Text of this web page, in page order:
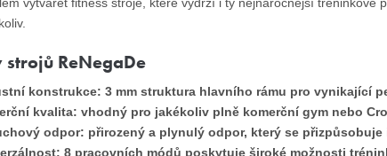
ReNegaDe
konstrukce: 3 mm struktura hlavního rámu pro vynikající
kvalita: vhodný pro jakékoliv plně komerční gym nebo
odpor: přirozený a plynulý odpor, který se
8 pracovních módů poskytuje široké možnosti